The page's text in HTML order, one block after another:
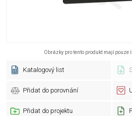
Obrázky pro tento produkt mají pouze
Katalogový list
Přidat do porovnání
Přidat do projektu